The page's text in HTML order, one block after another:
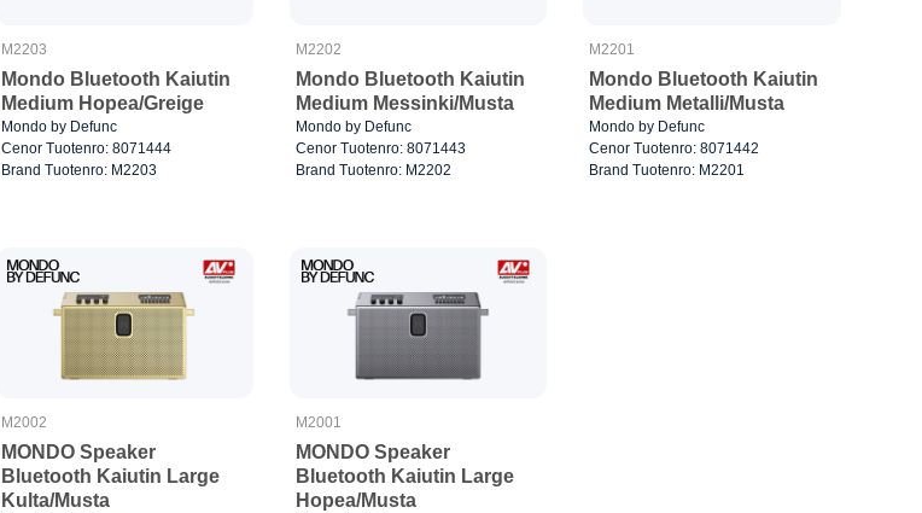
M2203
Mondo Bluetooth Kaiutin
Medium Hopea/Greige
Mondo by Defunc
Cenor Tuotenro: 8071444
Brand Tuotenro: M2203
M2202
Mondo Bluetooth Kaiutin
Medium Messinki/Musta
Mondo by Defunc
Cenor Tuotenro: 8071443
Brand Tuotenro: M2202
M2201
Mondo Bluetooth Kaiutin
Medium Metalli/Musta
Mondo by Defunc
Cenor Tuotenro: 8071442
Brand Tuotenro: M2201
M2002
MONDO Speaker
Bluetooth Kaiutin Large
Kulta/Musta
M2001
MONDO Speaker
Bluetooth Kaiutin Large
Hopea/Musta